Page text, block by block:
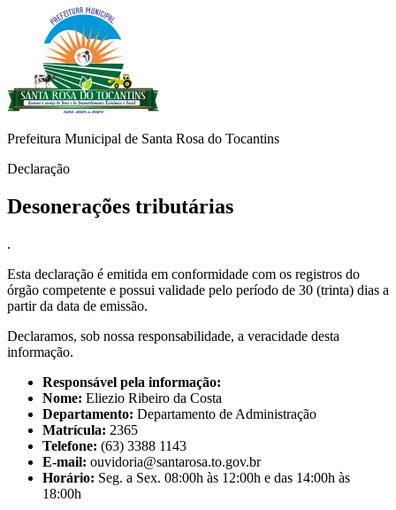
Prefeitura Municipal de Santa Rosa do Tocantins
Declaração
Desonerações tributárias
.
Esta declaração é emitida em conformidade com os registros do
órgão competente e possui validade pelo período de 30 (trinta) dias a
partir da data de emissão.
Declaramos, sob nossa responsabilidade, a veracidade desta
informação.
Responsável pela informação:
Nome: Eliezio Ribeiro da Costa
Departamento: Departamento de Administração
Matrícula: 2365
Telefone: (63) 3388 1143
E-mail: ouvidoria@santarosa.to.gov.br
Horário: Seg. a Sex. 08:00h às 12:00h e das 14:00h às
18:00h